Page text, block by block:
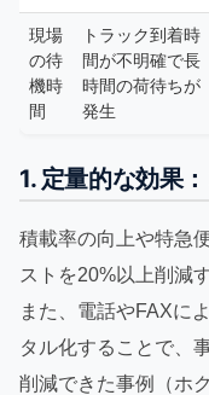
現場
の待
機時
間
トラック到着時
間が不明確で長
時間の荷待ちが
発生
1. 定量的な効果
積載率の向上や特急
ストを20%以上削減
また、電話やFAXに
タル化することで、
削減できた事例（ホ